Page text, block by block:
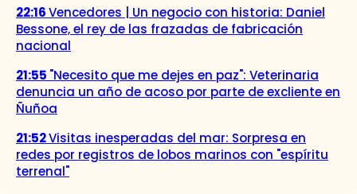
22:16Vencedores | Un negocio con historia: Daniel
Bessone, el rey de las frazadas de fabricación
nacional
21:55 "Necesito que me dejes en paz": Veterinaria
denuncia un año de acoso por parte de excliente en
Ñuñoa
21:52Visitas inesperadas del mar: Sorpresa en
redes por registros de lobos marinos con "espíritu
terrenal"